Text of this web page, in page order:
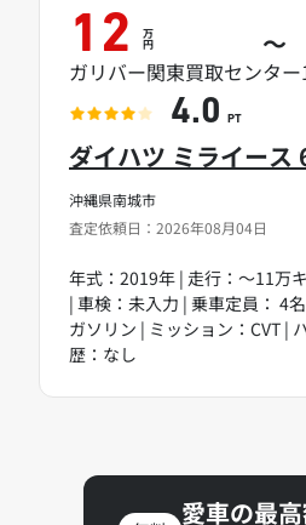
沖縄県南城市
査定依頼日：2026年08月04日
ダイハツ ミライース
年式：2019年 | 走行：～11万
| 車検：未入力 | 乗車定員： 4
ガソリン | ミッション：CVT |
歴：なし
12 万
円 ～
ガリバー関東買取センター
4.0 PT
愛車の最